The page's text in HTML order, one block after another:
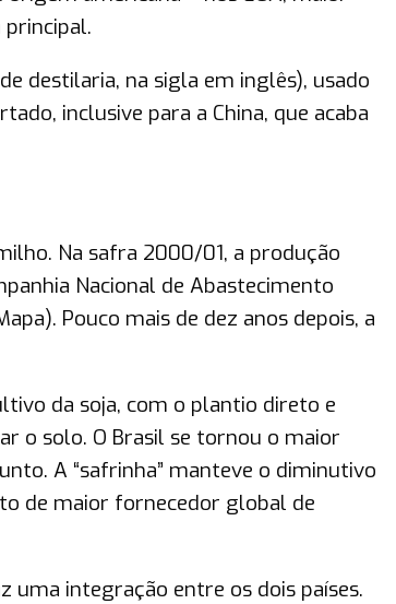
destilaria, na sigla em inglês), usado
inclusive para a China, que acaba
Na safra 2000/01, a produção
Nacional de Abastecimento
Pouco mais de dez anos depois, a
da soja, com o plantio direto e
o solo. O Brasil se tornou o maior
A “safrinha” manteve o diminutivo
de maior fornecedor global de
uma integração entre os dois países.